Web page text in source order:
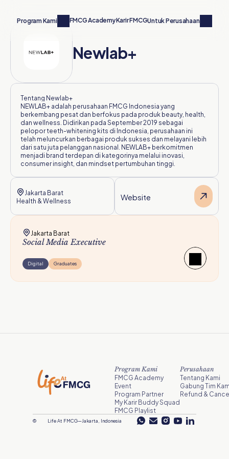
Program Kami FMCG AcademyKarir FMCGUntuk Perusahaan
Hubungi Kami
Newlab+
Tentang Newlab+
NEWLAB+ adalah perusahaan FMCG Indonesia yang
berkembang pesat dan berfokus pada produk beauty, health,
dan wellness. Didirikan pada September 2019 sebagai
pelopor teeth-whitening kits di Indonesia, perusahaan ini
telah meluncurkan berbagai produk sukses dan melayani lebih
dari satu juta pelanggan nasional. NEWLAB+ berkomitmen
menjadi brand terdepan di kategorinya melalui inovasi,
consumer insight, dan mindset pertumbuhan tinggi.
Jakarta Barat
Health & Wellness
Website
Jakarta Barat
Social Media Executive
Digital Graduates
Program Kami
FMCG Academy
Event
Program Partner
My Karir Buddy Squad
FMCG Playlist
Perusahaan
Tentang Kami
Gabung Tim
Refund &
© Life At FMCG—Jakarta, Indonesia